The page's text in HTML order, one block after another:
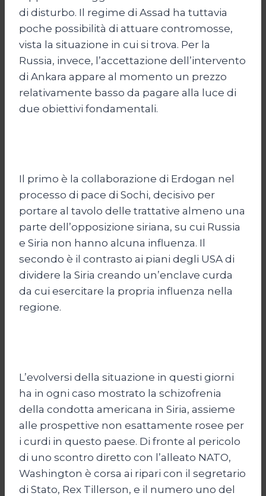
di disturbo. Il regime di Assad ha tuttavia
poche possibilità di attuare contromosse,
vista la situazione in cui si trova. Per la
Russia, invece, l’accettazione dell’intervento
di Ankara appare al momento un prezzo
relativamente basso da pagare alla luce di
due obiettivi fondamentali.
Il primo è la collaborazione di Erdogan nel
processo di pace di Sochi, decisivo per
portare al tavolo delle trattative almeno una
parte dell’opposizione siriana, su cui Russia
e Siria non hanno alcuna influenza. Il
secondo è il contrasto ai piani degli USA di
dividere la Siria creando un’enclave curda
da cui esercitare la propria influenza nella
regione.
L’evolversi della situazione in questi giorni
ha in ogni caso mostrato la schizofrenia
della condotta americana in Siria, assieme
alle prospettive non esattamente rosee per
i curdi in questo paese. Di fronte al pericolo
di uno scontro diretto con l’alleato NATO,
Washington è corsa ai ripari con il segretario
di Stato, Rex Tillerson, e il numero uno del